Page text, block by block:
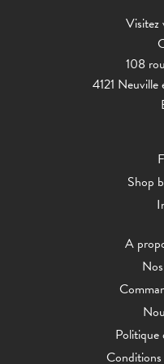
Visitez
108
4121
Shop
A
Politique
Conditions